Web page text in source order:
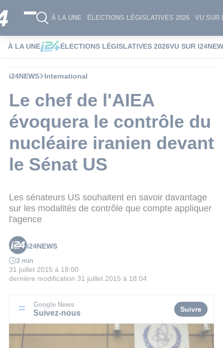
À LA UNE ÉLECTIONS LÉGISLATIVES 2026 VU SUR
À LA UNE ÉLECTIONS LÉGISLATIVES 2026VU SUR
i24NEWS International
Le chef de l'AIEA
évoquera le contrôle du
nucléaire iranien devant
le Sénat US
Les sénateurs US souhaitent en savoir davantage
sur les modalités de contrôle que compte appliquer
l'agence
i24NEWS
3 min
31 juillet 2015 à 18:00
dernière modification 31 juillet 2015 à 18:04
Google News
Suivez-nous Suivre